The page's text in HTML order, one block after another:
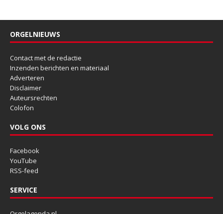
ORGELNIEUWS
Contact met de redactie
Inzenden berichten en materiaal
Adverteren
Disclaimer
Auteursrechten
Colofon
VOLG ONS
Facebook
YouTube
RSS-feed
SERVICE